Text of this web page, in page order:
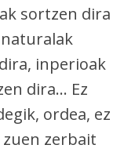
sortzen dira
inperioak
dira... Ez
ordea, ez
zerbait